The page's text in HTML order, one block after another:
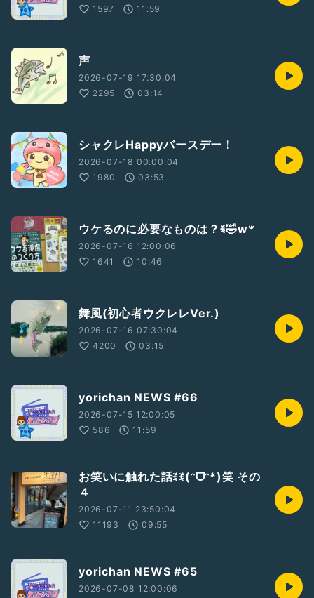
1597
11:59
声
2026-07-19 17:30:04
2295
03:14
シャクレHappyバースデー！
2026-07-18 00:00:04
1980
03:53
ウケるのに必要なものは？ꉂ🤣w‪𐤔
2026-07-16 12:00:06
1641
10:46
舞風(初心者ウクレレVer.)
2026-07-16 07:30:04
4200
03:15
yorichan NEWS #66
2026-07-15 12:00:05
586
11:59
お笑いに触れた話ꉂꉂ(ᵔᗜᵔ*)笑 その
４
2026-07-11 23:50:04
11193
09:55
yorichan NEWS #65
2026-07-08 12:00:06